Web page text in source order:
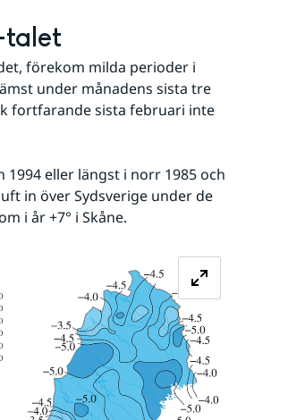
talet
förekom milda perioder i
under månadens sista tre
fortfarande sista februari inte
in över Sydsverige under de
i år +7° i Skåne.